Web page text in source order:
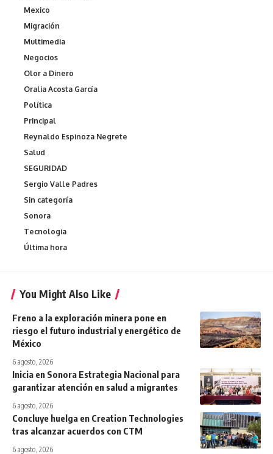
Mexico
Migración
Multimedia
Negocios
Olor a Dinero
Oralia Acosta García
Política
Principal
Reynaldo Espinoza Negrete
Salud
SEGURIDAD
Sergio Valle Padres
Sin categoría
Sonora
Tecnologia
Última hora
You Might Also Like
Freno a la exploración minera pone en
riesgo el futuro industrial y energético de
México
6 agosto, 2026
Inicia en Sonora Estrategia Nacional para
garantizar atención en salud a migrantes
6 agosto, 2026
Concluye huelga en Creation Technologies
tras alcanzar acuerdos con CTM
6 agosto, 2026